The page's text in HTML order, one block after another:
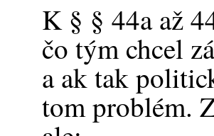
K § § 44a až
čo tým chcel
a ak tak
tom problém.